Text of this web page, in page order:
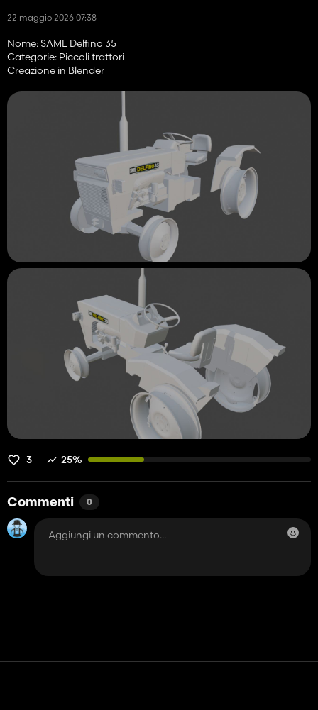
22 maggio 2026 07:38
Nome: SAME Delfino 35
Categorie: Piccoli trattori
Creazione in Blender
3 25%
Commenti 0